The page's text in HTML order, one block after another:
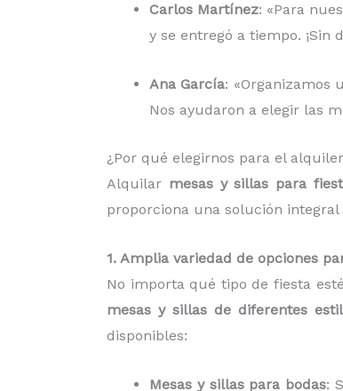
Carlos Martínez: «Para
y se entregó a tiempo.
Ana García: «Organizamos
Nos ayudaron a elegir las
¿Por qué elegirnos para el
Alquilar mesas y sillas para
proporciona una solución
1. Amplia variedad de opciones
No importa qué tipo de fiesta
mesas y sillas de diferentes
disponibles:
Mesas y sillas para bodas: